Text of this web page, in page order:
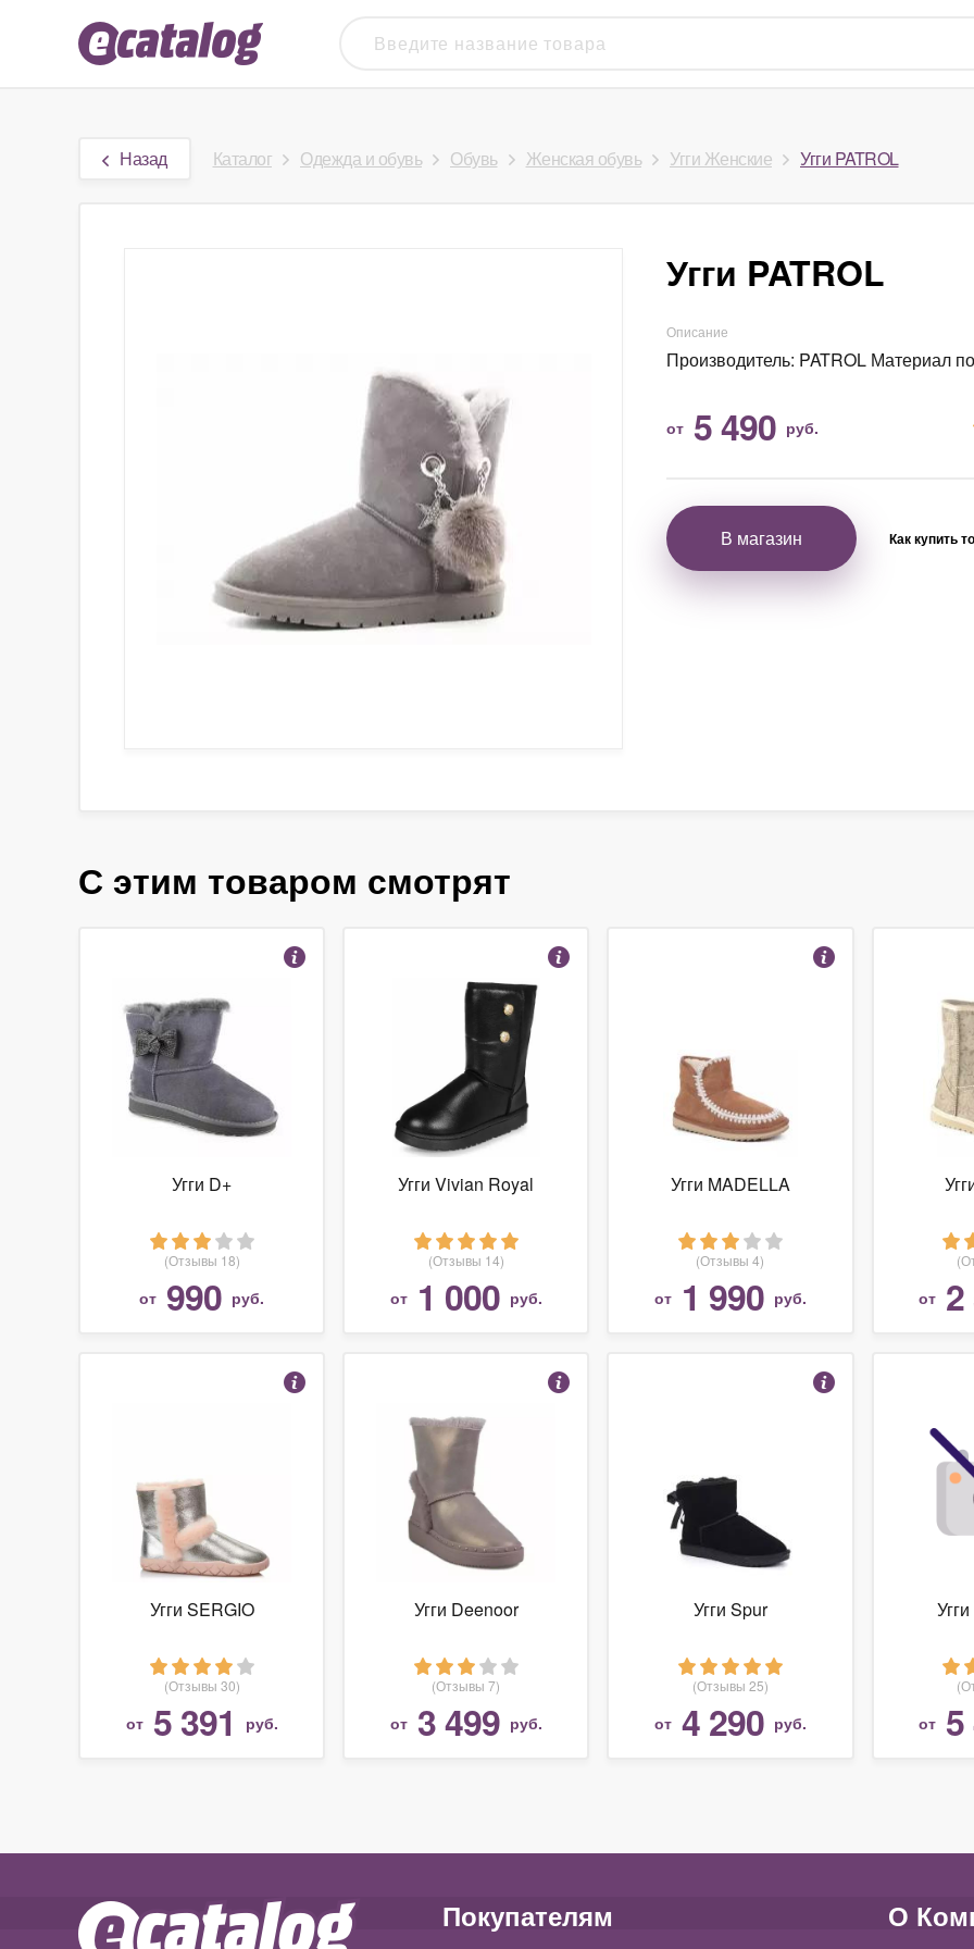
Назад Каталог Одежда и обувь Обувь Женская обувь Угги Женские Угги PATROL
Угги PATROL
Описание
Производитель: PATROL Материал
от 5 490 руб.
В магазин Как купить
С этим товаром смотрят
Угги D+
(Отзывы 18)
от 990 руб.
Угги Vivian Royal
(Отзывы 14)
от 1 000 руб.
Угги MADELLA
(Отзывы 4)
от 1 990 руб. от
Угги SERGIO
(Отзывы 30)
от 5 391 руб.
Угги Deenoor
(Отзывы 7)
от 3 499 руб.
Угги Spur
(Отзывы 25)
от 4 290 руб. от
Покупателям О